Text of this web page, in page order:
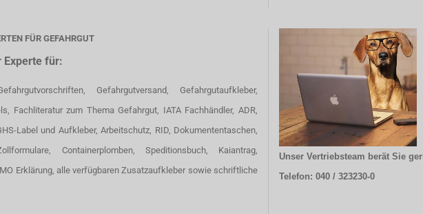
FÜR GEFAHRGUT
Experte für:
Gefahrgutversand, Gefahrgutaufkleber,
Fachliteratur zum Thema Gefahrgut, IATA Fachhändler, ADR,
Label und Aufkleber, Arbeitschutz, RID, Dokumententaschen,
Containerplomben, Speditionsbuch, Kaiantrag,
Erklärung, alle verfügbaren Zusatzaufkleber sowie schriftliche
Unser Vertriebsteam berät Sie
Telefon: 040 / 323230-0